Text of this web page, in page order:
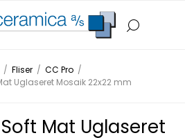
/ Fliser / CC Pro /
Uglaseret Mosaik 22x22 mm
Mat Uglaseret